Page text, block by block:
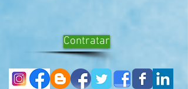
Contratar